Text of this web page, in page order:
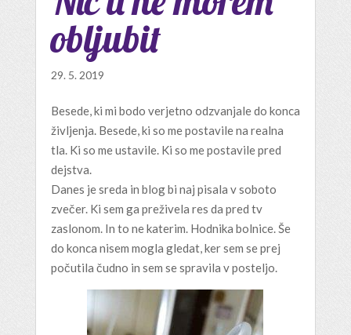
obljubit
29. 5. 2019
Besede, ki mi bodo verjetno odzvanjale do konca
življenja. Besede, ki so me postavile na realna
tla. Ki so me ustavile. Ki so me postavile pred
dejstva.
Danes je sreda in blog bi naj pisala v soboto
zvečer. Ki sem ga preživela res da pred tv
zaslonom. In to ne katerim. Hodnika bolnice. Še
do konca nisem mogla gledat, ker sem se prej
počutila čudno in sem se spravila v posteljo.